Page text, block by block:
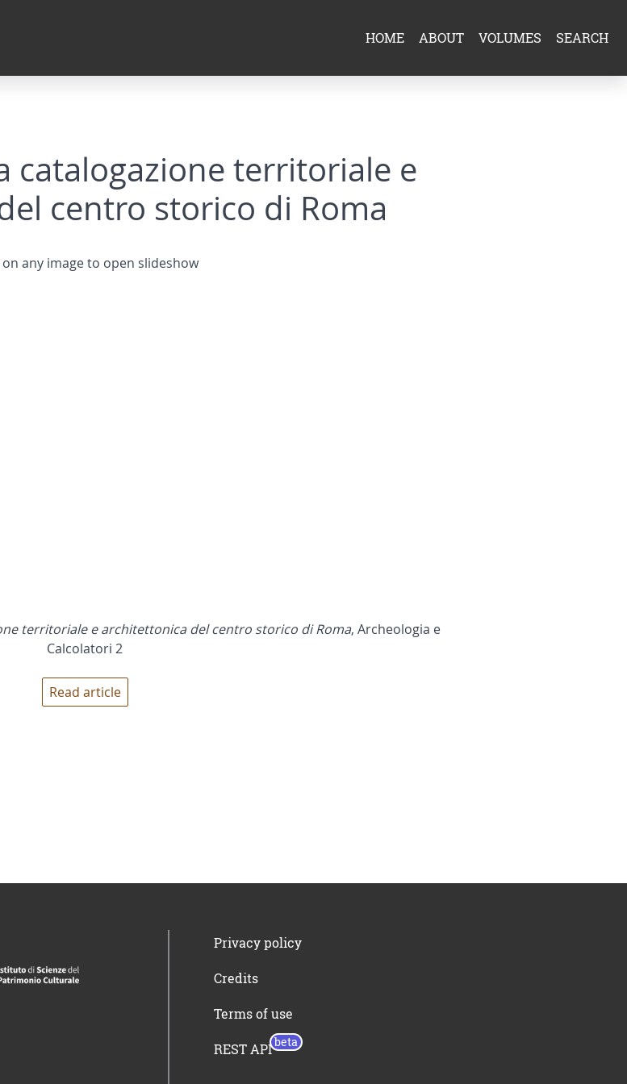
HOME ABOUT VOLUMES SEARCH
catalogazione territoriale e
centro storico di Roma
on any image to open slideshow
territoriale e architettonica del centro storico di Roma, Archeologia e
Calcolatori 2
Read article
Privacy policy
Credits
Terms of use
REST API